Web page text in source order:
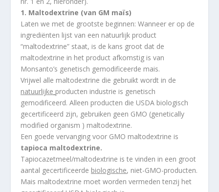
1. Maltodextrine (van GM maïs)
Laten we met de grootste beginnen: Wanneer er op de
ingrediënten lijst van een natuurlijk product
“maltodextrine” staat, is de kans groot dat de
maltodextrine in het product afkomstig is van
Monsanto’s genetisch gemodificeerde mais.
Vrijwel alle maltodextrine die gebruikt wordt in de
natuurlijke producten industrie is genetisch
gemodificeerd. Alleen producten die USDA biologisch
gecertificeerd zijn, gebruiken geen GMO (genetically
modified organism ) maltodextrine.
Een goede vervanging voor GMO maltodextrine is
tapioca maltodextrine.
Tapiocazetmeel/maltodextrine is te vinden in een groot
aantal gecertificeerde biologische, niet-GMO-producten.
Mais maltodextrine moet worden vermeden tenzij het